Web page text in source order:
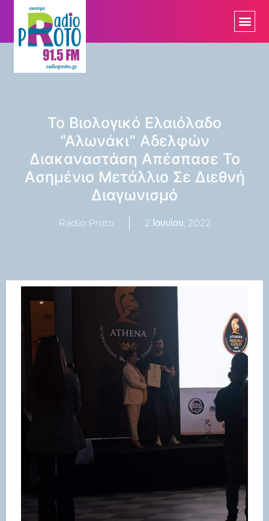
Το Βιολογικό Ελαιόλαδο
“Αλωνάκι” Αδελφών
Διακαναστάση Απέσπασε Το
Ασημένιο Μετάλλιο Σε Διεθνή
Διαγωνισμό
Radio Proto 2 Ιουνίου, 2022